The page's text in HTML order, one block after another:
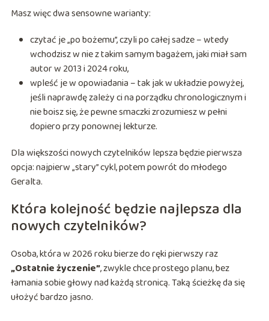
Masz więc dwa sensowne warianty:
czytać je „po bożemu”, czyli po całej sadze – wtedy
wchodzisz w nie z takim samym bagażem, jaki miał sam
autor w 2013 i 2024 roku,
wpleść je w opowiadania – tak jak w układzie powyżej,
jeśli naprawdę zależy ci na porządku chronologicznym i
nie boisz się, że pewne smaczki zrozumiesz w pełni
dopiero przy ponownej lekturze.
Dla większości nowych czytelników lepsza będzie pierwsza
opcja: najpierw „stary” cykl, potem powrót do młodego
Geralta.
Która kolejność będzie najlepsza dla
nowych czytelników?
Osoba, która w 2026 roku bierze do ręki pierwszy raz
„Ostatnie życzenie”, zwykle chce prostego planu, bez
łamania sobie głowy nad każdą stronicą. Taką ścieżkę da się
ułożyć bardzo jasno.